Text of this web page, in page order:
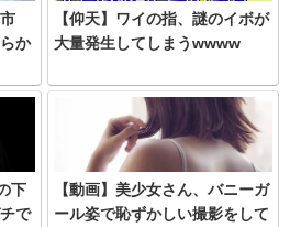
か
【仰天】ワイの指、謎のイボが
大量発生してしまうwwww
下
で
【動画】美少女さん、バニーガ
ール姿で恥ずかしい撮影をして